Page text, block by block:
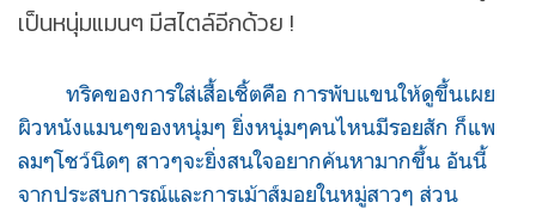
เป็นหนุ่มแมนๆ มีสไตล์อีกด้วย !
ทริคของการใส่เสื้อเชิ้ตคือ การพับแขนให้ดูขึ้นเผย
ผิวหนังแมนๆของหนุ่มๆ ยิ่งหนุ่มๆคนไหนมีรอยสัก ก็แพ
ลมๆโชว์นิดๆ สาวๆจะยิ่งสนใจอยากค้นหามากขึ้น อันนี้
จากประสบการณ์และการเม้าส์มอยในหมู่สาวๆ ส่วน